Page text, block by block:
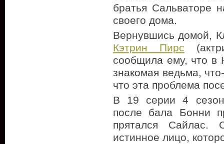
братья Сальваторе
своего дома.
Вернувшись домой,
Кэтрин Пирс
сообщила ему, что
знакомая ведьма,
что эта проблема
В 19 серии 4
после бала Бонни
прятался Сайлас.
истинное лицо,